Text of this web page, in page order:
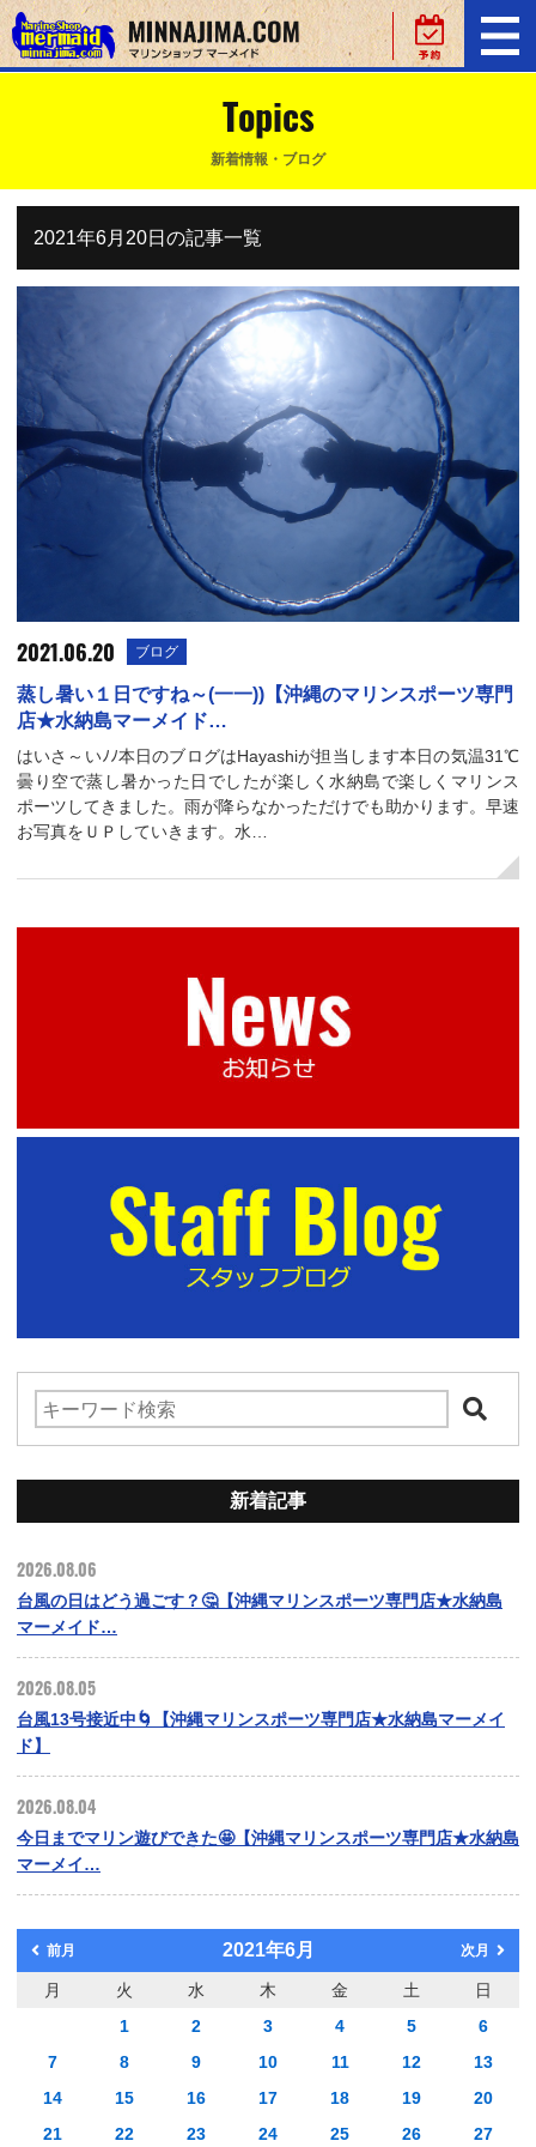
Topics
新着情報・ブログ
2021年6月20日の記事一覧
2021.06.20 ブログ
蒸し暑い１日ですね～(一一))【沖縄のマリンスポーツ専門
店★水納島マーメイド…
はいさ～いﾉﾉ本日のブログはHayashiが担当します本日の気温31℃
曇り空で蒸し暑かった日でしたが楽しく水納島で楽しくマリンス
ポーツしてきました。雨が降らなかっただけでも助かります。早速
お写真をＵＰしていきます。水…
新着記事
2026.08.06
台風の日はどう過ごす？🤔【沖縄マリンスポーツ専門店★水納島
マーメイド…
2026.08.05
台風13号接近中🌀【沖縄マリンスポーツ専門店★水納島マーメイ
ド】
2026.08.04
今日までマリン遊びできた🤩【沖縄マリンスポーツ専門店★水納島
マーメイ…
前月 2021年6月 次月
月 火 水 木 金 土
日
1
2 3 4 5
6
7
8 9 10 11 12
13
14
15 16 17 18 19
20
21
22 23 24 25 26 27